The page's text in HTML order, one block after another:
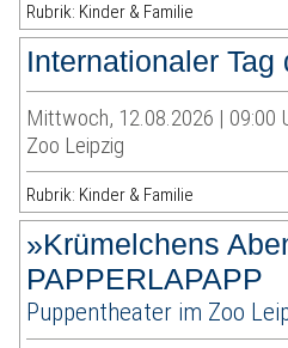
Rubrik: Kinder & Familie
Internationaler Tag
Mittwoch, 12.08.2026 | 09:00
Zoo Leipzig
Rubrik: Kinder & Familie
»Krümelchens
PAPPERLAPAPP
Puppentheater im Zoo